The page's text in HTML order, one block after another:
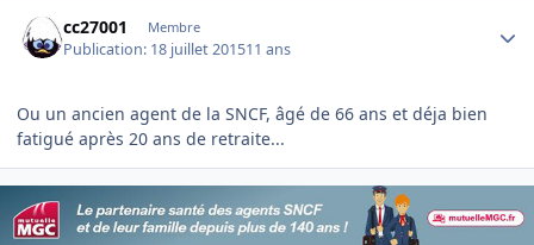
cc27001 Membre
Publication: 18 juillet 201511 ans
Ou un ancien agent de la SNCF, âgé de 66 ans et déja bien
fatigué après 20 ans de retraite...